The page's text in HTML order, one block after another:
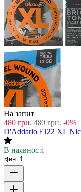
На запит
480 грн. 480 грн. -0%
D'Addario EJ22 XL
В наявності
мин. 1